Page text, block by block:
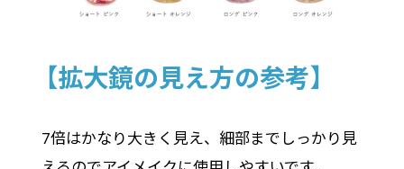
【拡大鏡の見え方の参考】
7倍はかなり大きく見え、細部までしっかり見